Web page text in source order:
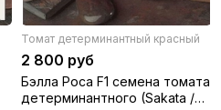
Томат детерминантный красный
2 800 руб
Бэлла Роса F1 семена томата
детерминантного (Sakata /